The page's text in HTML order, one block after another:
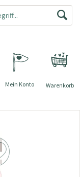
Warenkorb
Mein Konto